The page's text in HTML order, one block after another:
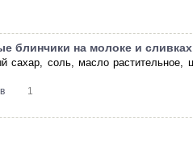
блинчики на молоке и сливках
сахар, соль, масло растительное,
1